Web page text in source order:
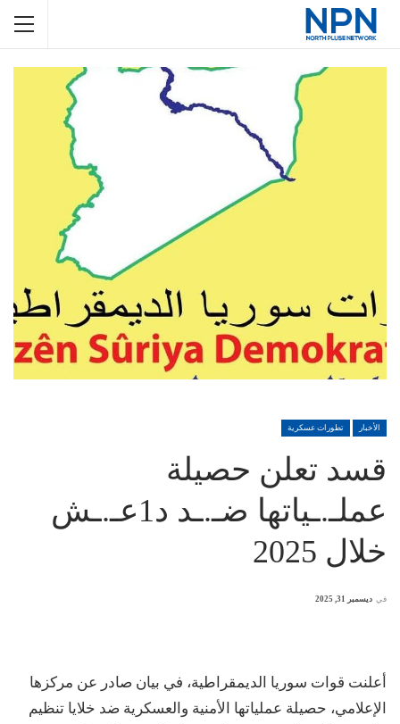
الأخبار تطورات عسكرية
قسد تعلن حصيلة
عملـ.ـياتها ضـ.ـد د1عـ.ـش
خلال 2025
في ديسمبر 31, 2025
أعلنت قوات سوريا الديمقراطية، في بيان صادر عن مركزها
الإعلامي، حصيلة عملياتها الأمنية والعسكرية ضد خلايا تنظيم